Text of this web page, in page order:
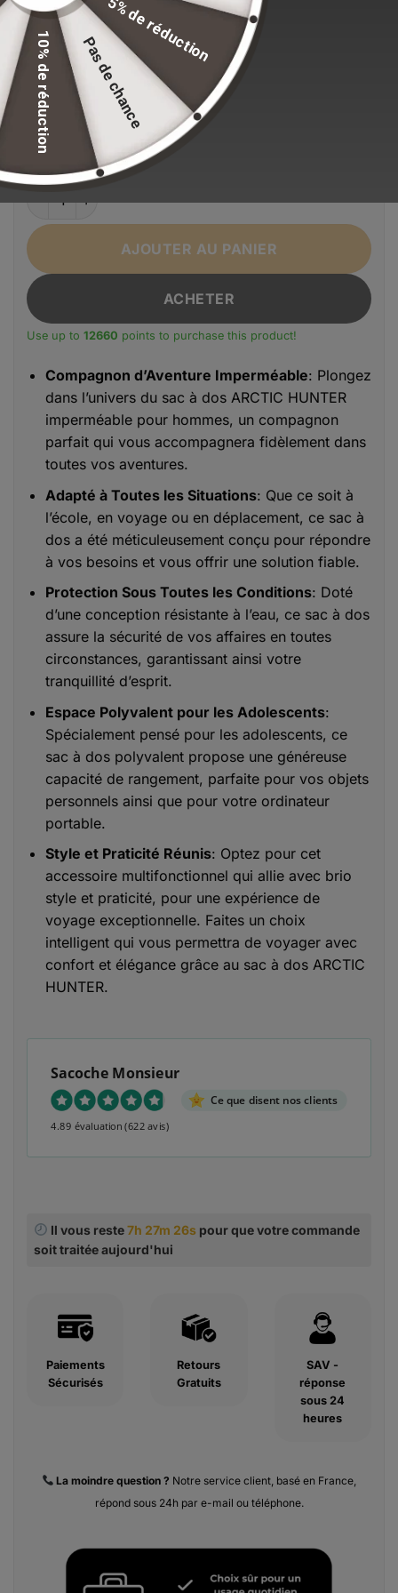
Stock volontairement limité pour maintenir nos
standards de qualité.
Couleur
Bleu Gris Noir
quantité de Sac à dos étanche ARCTIC HUNTER
AJOUTER AU PANIER
ACHETER
Use up to 12660 points to purchase this product!
Alternative:
Compagnon d’Aventure Imperméable: Plongez
dans l’univers du sac à dos ARCTIC HUNTER
imperméable pour hommes, un compagnon
parfait qui vous accompagnera fidèlement dans
toutes vos aventures.
Adapté à Toutes les Situations: Que ce soit à
l’école, en voyage ou en déplacement, ce sac à
dos a été méticuleusement conçu pour répondre
à vos besoins et vous offrir une solution fiable.
Protection Sous Toutes les Conditions: Doté
d’une conception résistante à l’eau, ce sac à dos
assure la sécurité de vos affaires en toutes
circonstances, garantissant ainsi votre
tranquillité d’esprit.
Espace Polyvalent pour les Adolescents:
Spécialement pensé pour les adolescents, ce
sac à dos polyvalent propose une généreuse
capacité de rangement, parfaite pour vos objets
personnels ainsi que pour votre ordinateur
portable.
Style et Praticité Réunis: Optez pour cet
accessoire multifonctionnel qui allie avec brio
style et praticité, pour une expérience de
voyage exceptionnelle. Faites un choix
intelligent qui vous permettra de voyager avec
confort et élégance grâce au sac à dos ARCTIC
HUNTER.
Sacoche Monsieur
Ce que disent nos clients
4.89 évaluation (622 avis)
Il vous reste7h 27m 25spour que votre commande
soit traitée aujourd'hui
Paiements
Sécurisés
Retours
Gratuits
SAV -
réponse
sous 24
heures
La moindre question ? Notre service client, basé en France,
répond sous 24h par e-mail ou téléphone.
5% de réduction
Pas de chance
10% de réduction